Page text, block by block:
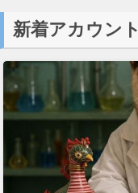
新着アカウント